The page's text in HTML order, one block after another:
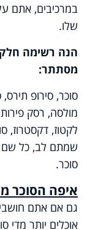
במרכיבים, אתם
שלו.
הנה רשימה
מסתתר:
סוכר, סירופ תירס,
מולסה, רסק פירות
לקטוז, דקסטרוז,
סוכר.
איפה הסוכר
גם אם אתם
אוכלים יותר מדי